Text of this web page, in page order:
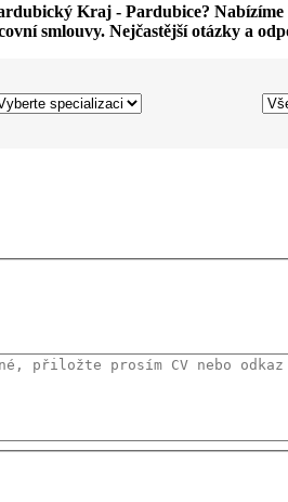
Kraj - Pardubice?
smlouvy. Nejčastější otázky a